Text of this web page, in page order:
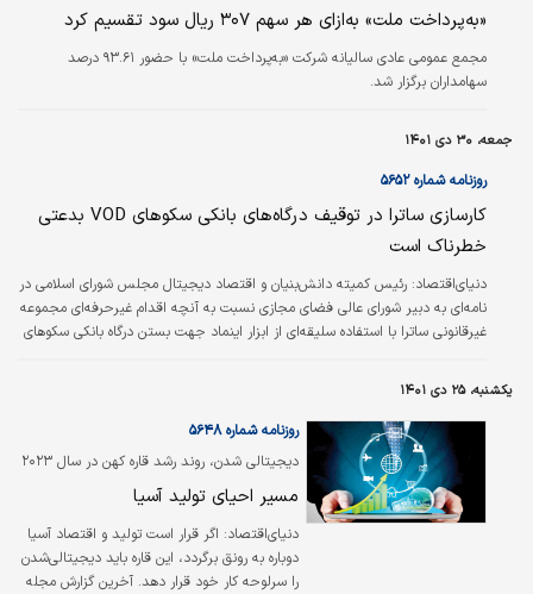
مدیرعامل شرکت فولاد خوزستان پس از دریافت
تندیس شرکت برتر صادرات‌‌گرا در همایش صد
شرکت برتر ایران با بیان اینکه صادرات یکی از
«به‌پرداخت ملت» به‌ازای هر سهم ۳۰۷ ریال سود تقسیم کرد
مجمع عمومی عادی سالیانه شرکت «به‌پرداخت ملت» با حضور ۹۳.۶۱ درصد
سهامداران برگزار شد.
جمعه، ۳۰ دی ۱۴۰۱
روزنامه شماره ۵۶۵۲
کارسازی ساترا در توقیف درگاه‌‌‌های بانکی سکوهای VOD بدعتی
خطرناک است
دنیای‌اقتصاد: رئیس کمیته دانش‌‌‌بنیان و اقتصاد دیجیتال مجلس شورای اسلامی در
نامه‌ای به دبیر شورای عالی فضای مجازی نسبت به آنچه اقدام غیرحرفه‌ای مجموعه
غیرقانونی ساترا با استفاده سلیقه‌‌‌ای از ابزار اینماد جهت بستن درگاه بانکی سکوهای
یکشنبه، ۲۵ دی ۱۴۰۱
دیجیتالی شدن، روند رشد قاره کهن در سال ۲۰۲۳
را تغییر می‌دهد
روزنامه شماره ۵۶۴۸
مسیر احیای تولید آسیا
دنیای‌اقتصاد: اگر قرار است تولید و اقتصاد آسیا
دوباره به رونق برگردد، این قاره باید دیجیتالی‌شدن
را سرلوحه کار خود قرار دهد. آخرین گزارش مجله